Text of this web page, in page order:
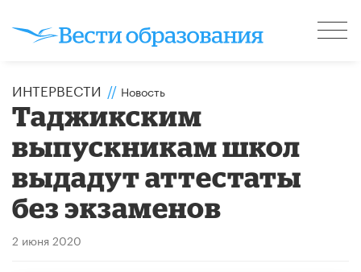
ИНТЕРВЕСТИ // Новость
Таджикским
выпускникам школ
выдадут аттестаты
без экзаменов
2 июня 2020